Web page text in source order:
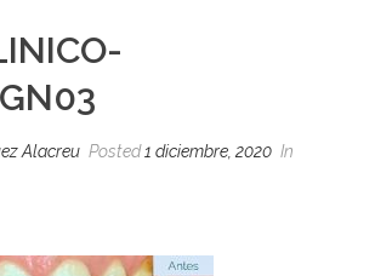
Alacreu Posted1 diciembre, 2020 In